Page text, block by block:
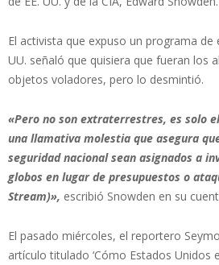
El activista que expuso un programa de
UU. señaló que quisiera que fueran los
objetos voladores, pero lo desmintió.
«Pero no son extraterrestres, es solo
una llamativa molestia que asegura
seguridad nacional sean asignados a
globos en lugar de presupuestos o
Stream)», escribió Snowden en su
El pasado miércoles, el reportero
artículo titulado ‘Cómo Estados